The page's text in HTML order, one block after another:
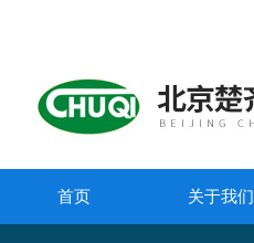
首页 关于我们